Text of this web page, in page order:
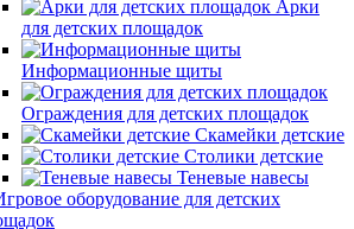
Арки
для детских площадок
Информационные щиты
Ограждения для детских площадок
Скамейки детские
Столики детские
Теневые навесы